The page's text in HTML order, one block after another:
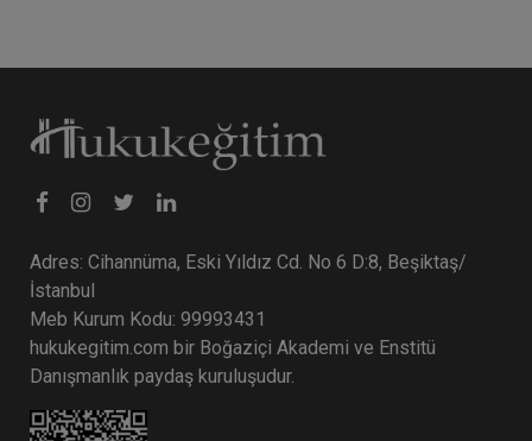
Adres: Cihannüma, Eski Yıldız Cd. No 6 D:8, Beşiktaş/
İstanbul
Meb Kurum Kodu: 99993431
hukukegitim.com bir Boğaziçi Akademi ve Enstitü
Danışmanlık paydaş kuruluşudur.